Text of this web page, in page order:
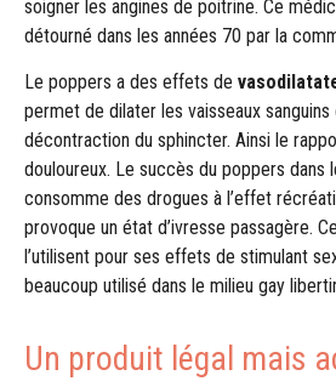
soigner les angines de poitrine. Ce
détourné dans les années 70 par la
Le poppers a des effets de
permet de dilater les vaisseaux
décontraction du sphincter. Ainsi le
douloureux. Le succès du poppers dans
consomme des drogues à l’effet
provoque un état d’ivresse passagère.
l’utilisent pour ses effets de stimulant
beaucoup utilisé dans le milieu gay
Un produit légal mais